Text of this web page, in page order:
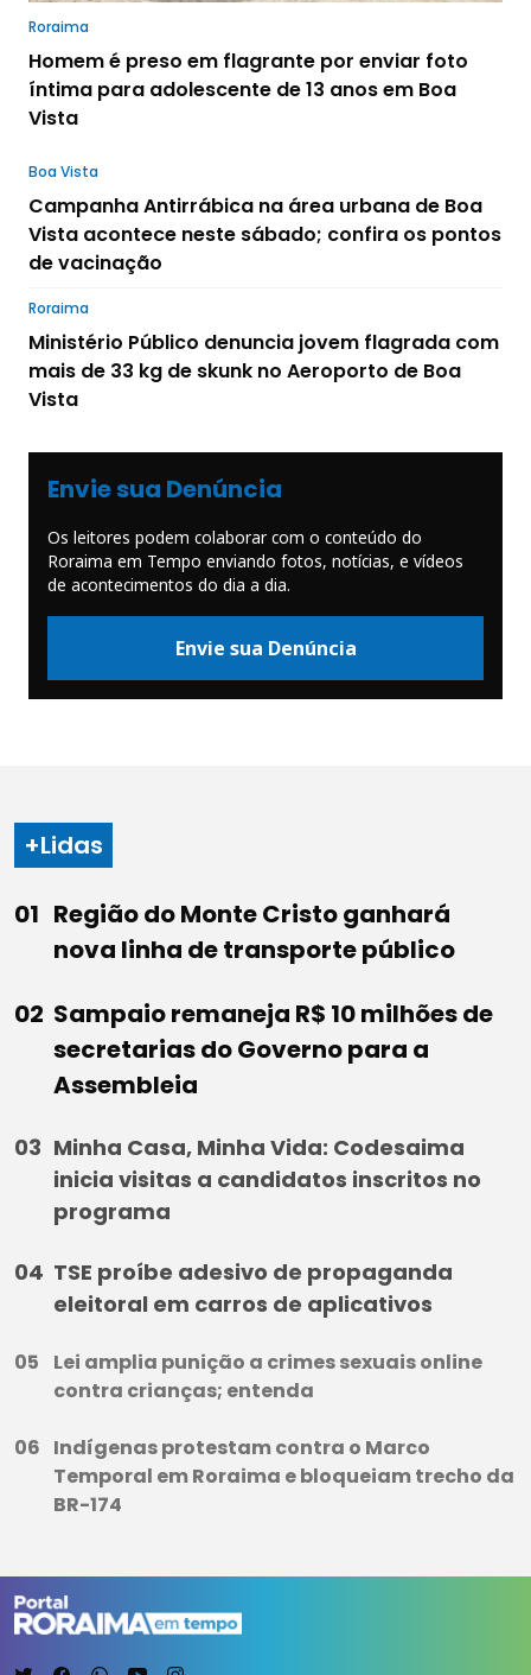
Roraima
Homem é preso em flagrante por enviar foto
íntima para adolescente de 13 anos em Boa
Vista
Boa Vista
Campanha Antirrábica na área urbana de Boa
Vista acontece neste sábado; confira os pontos
de vacinação
Roraima
Ministério Público denuncia jovem flagrada com
mais de 33 kg de skunk no Aeroporto de Boa
Vista
Envie sua Denúncia
Os leitores podem colaborar com o conteúdo do
Roraima em Tempo enviando fotos, notícias, e vídeos
de acontecimentos do dia a dia.
Envie sua Denúncia
+Lidas
Região do Monte Cristo ganhará
nova linha de transporte público
Sampaio remaneja R$ 10 milhões de
secretarias do Governo para a
Assembleia
Minha Casa, Minha Vida: Codesaima
inicia visitas a candidatos inscritos no
programa
TSE proíbe adesivo de propaganda
eleitoral em carros de aplicativos
Lei amplia punição a crimes sexuais online
contra crianças; entenda
Indígenas protestam contra o Marco
Temporal em Roraima e bloqueiam trecho da
BR-174